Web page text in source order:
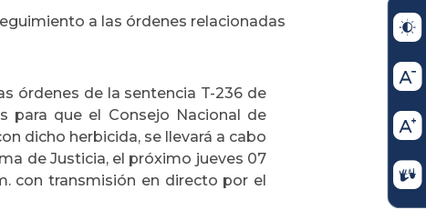
a las órdenes relacionadas
órdenes de la sentencia T-236 de
para que el Consejo Nacional de
dicho herbicida, se llevará a cabo
de Justicia, el próximo jueves 07
con transmisión en directo por el